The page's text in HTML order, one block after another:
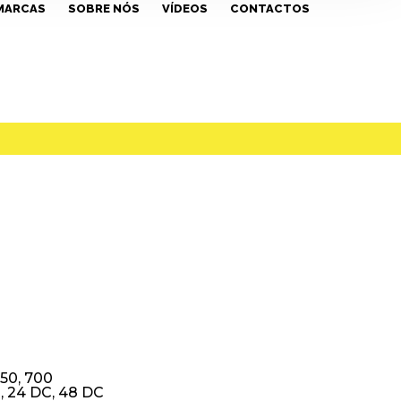
SOBRE NÓS VÍDEOS CONTACTOS
700
24 DC, 48 DC